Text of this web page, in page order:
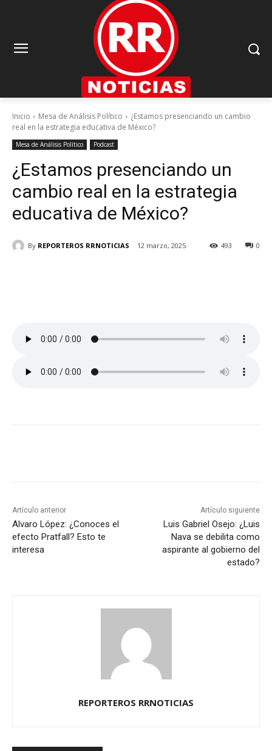
Inicio Mesa de Análisis Político
¿Estamos presenciando un cambio
real en la estrategia educativa de México?
Mesa de Análisis Político Podcast
¿Estamos presenciando un
cambio real en la estrategia
educativa de México?
By REPORTEROS RRNOTICIAS 12 marzo, 2025 0
493
Artículo anterior
Alvaro López: ¿Conoces el
efecto Pratfall? Esto te
interesa
Artículo siguiente
Luis Gabriel Osejo: ¿Luis
Nava se debilita como
aspirante al gobierno del
estado?
REPORTEROS RRNOTICIAS